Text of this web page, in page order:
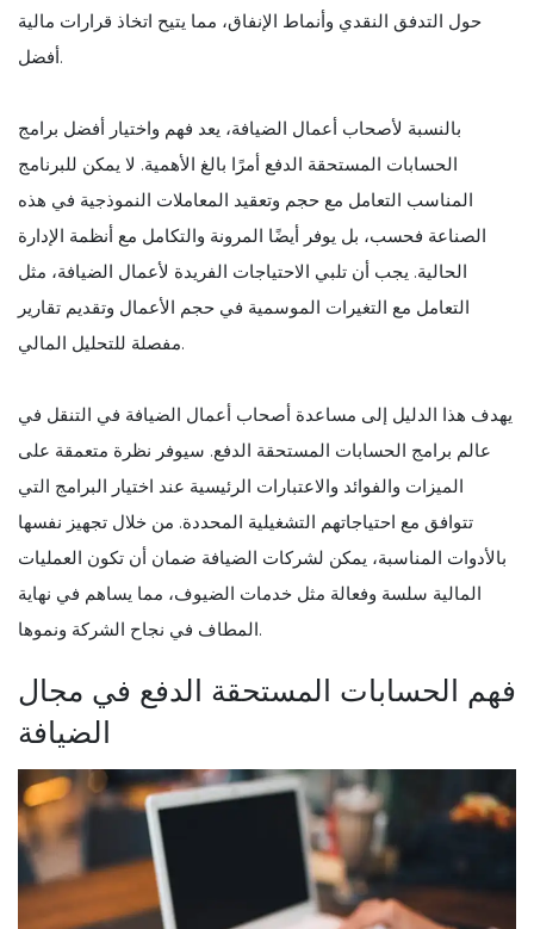
حول التدفق النقدي وأنماط الإنفاق، مما يتيح اتخاذ قرارات مالية
أفضل.
بالنسبة لأصحاب أعمال الضيافة، يعد فهم واختيار أفضل برامج
الحسابات المستحقة الدفع أمرًا بالغ الأهمية. لا يمكن للبرنامج
المناسب التعامل مع حجم وتعقيد المعاملات النموذجية في هذه
الصناعة فحسب، بل يوفر أيضًا المرونة والتكامل مع أنظمة الإدارة
الحالية. يجب أن تلبي الاحتياجات الفريدة لأعمال الضيافة، مثل
التعامل مع التغيرات الموسمية في حجم الأعمال وتقديم تقارير
مفصلة للتحليل المالي.
يهدف هذا الدليل إلى مساعدة أصحاب أعمال الضيافة في التنقل في
عالم برامج الحسابات المستحقة الدفع. سيوفر نظرة متعمقة على
الميزات والفوائد والاعتبارات الرئيسية عند اختيار البرامج التي
تتوافق مع احتياجاتهم التشغيلية المحددة. من خلال تجهيز نفسها
بالأدوات المناسبة، يمكن لشركات الضيافة ضمان أن تكون العمليات
المالية سلسة وفعالة مثل خدمات الضيوف، مما يساهم في نهاية
المطاف في نجاح الشركة ونموها.
فهم الحسابات المستحقة الدفع في مجال
الضيافة